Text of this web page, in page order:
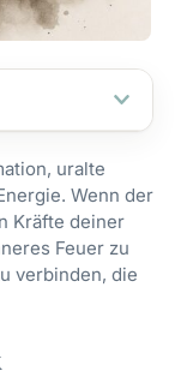
uralte
Wenn der
Kräfte deiner
Feuer zu
verbinden, die